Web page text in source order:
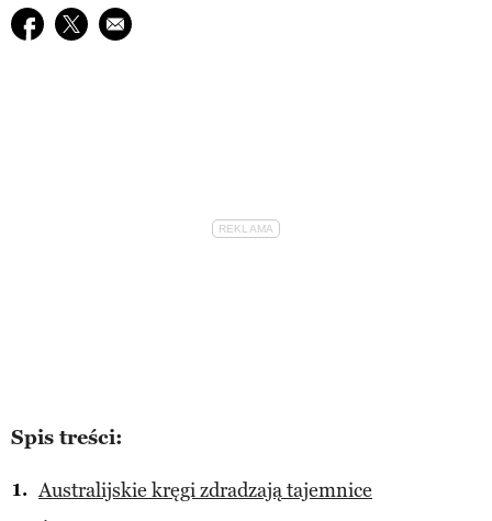
Udostępnij na facebook
Udostępnij na twitter
E-mail do przyjaciela
Spis treści:
Australijskie kręgi zdradzają tajemnice